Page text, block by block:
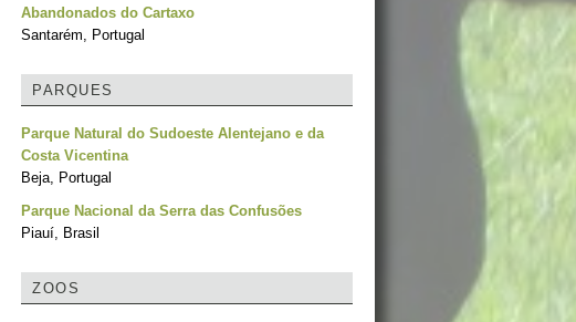
Abandonados do Cartaxo
Santarém, Portugal
PARQUES
Parque Natural do Sudoeste Alentejano e da
Costa Vicentina
Beja, Portugal
Parque Nacional da Serra das Confusões
Piauí, Brasil
ZOOS